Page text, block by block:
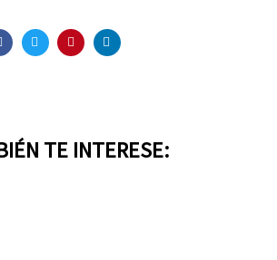
TE INTERESE: